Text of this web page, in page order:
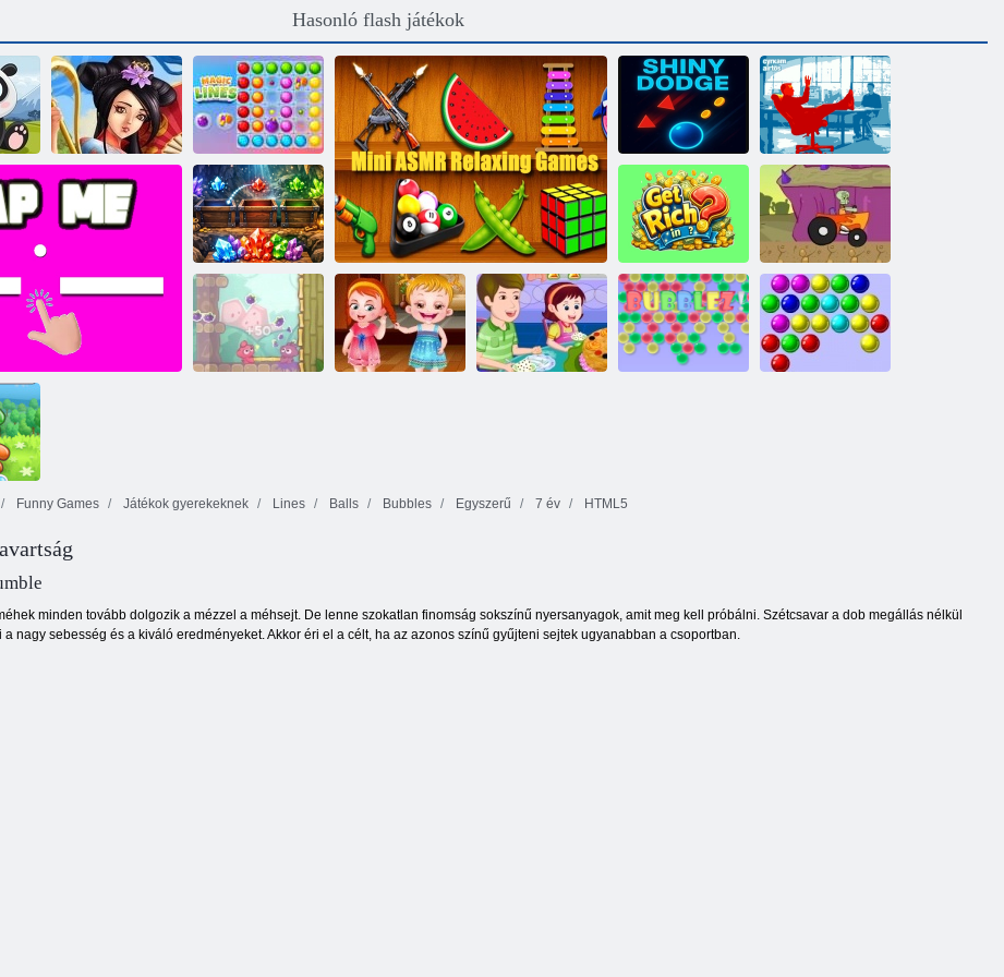
Hasonló flash játékok
Kincsek Ázsia Varázsvonalak Fényes Dodge Cyrkam Airtos
az Én elemre
Drágakő csepp Meggazdagodni?
SpongyaBob
racing versenyen
Funny Games Játékok gyerekeknek Lines Balls Bubbles Egyszerű 7 év HTML5
minden tovább dolgozik a mézzel a méhsejt. De lenne szokatlan finomság sokszínű nyersanyagok, amit meg kell próbálni. Szétcsavar a dob megállás nélkül
a nagy sebesség és a kiváló eredményeket. Akkor éri el a célt, ha az azonos színű gyűjteni sejtek ugyanabban a csoportban.